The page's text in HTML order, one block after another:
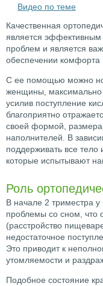
Видео по теме
Качественная
является эффективным
проблем и является
обеспечении
С ее помощью можно
женщины, максимально
усилив поступление
благоприятно
своей формой,
наполнителей. В
поддерживать все тело
которые испытывают
Роль
В начале 2 триместра
проблемы со сном, что
(расстройство
недостаточное
Это приводит к
утомляемости и
Подобное состояние